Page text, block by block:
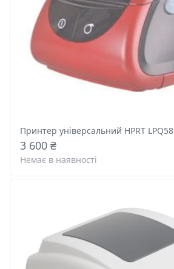
Принтер універсальний HPRT LPQ58
3 600 ₴
Немає в наявності